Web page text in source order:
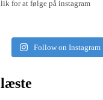
for at følge på instagram
Follow on Instagram